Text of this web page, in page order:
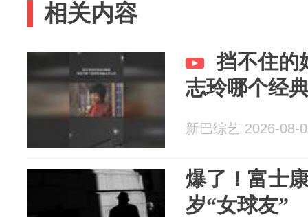
相关内容
挡不住的
志玲哪个经
新巴综艺 2026-08-
爆了！富士
岁“女球友”